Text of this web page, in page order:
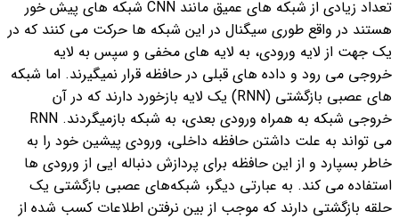
تعداد زیادی از شبکه های عمیق مانند CNN شبکه های پیش خور
هستند در واقع طوری سیگنال در این شبکه ها حرکت می کنند که در
یک جهت از لایه ورودی، به لایه های مخفی و سپس به لایه
خروجی می رود و داده های قبلی در حافظه قرار نمیگیرند. اما شبکه
های عصبی بازگشتی (RNN) یک لایه بازخورد دارند که در آن
خروجی شبکه به همراه ورودی بعدی، به شبکه بازمیگردند. RNN
می تواند به علت داشتن حافظه داخلی، ورودی پیشین خود را به
خاطر بسپارد و از این حافظه برای پردازش دنباله ایی از ورودی ها
استفاده می کند. به عبارتی دیگر، شبکه‌های عصبی بازگشتی یک
حلقه بازگشتی دارند که موجب از بین نرفتن اطلاعات کسب شده از